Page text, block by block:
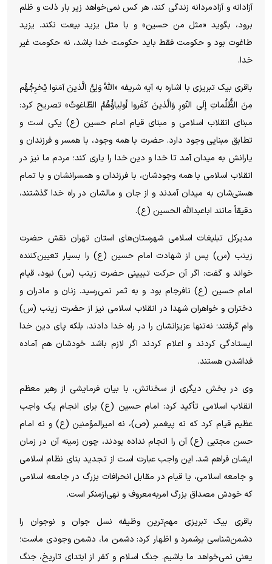
آزادانه و آزادمردانه زندگی کند، هر کس نمی‌خواهد زیر بار ذلت و ظلم
برود، بگوید «مثل من حسین» و با مثل یزید بیعت نکند. یزید
طاغوت بود و حکومت فقط باید حکومت خدا باشد، نه حکومت غیر
خدا.
باقری بیک تبریزی با اشاره به آیه شریفه «اللهُ وَلِیُّ الَّذینَ آمَنوا یُخرِجُهُم
مِنَ الظُّلُماتِ إلَی النّورِ وَالَّذینَ کَفَروا أَولِیاؤُهُمُ الطّاغوتُ» تصریح کرد:
مبنای انقلاب اسلامی و مبنای قیام امام حسین (ع) یکی است و
تطابق مبنایی وجود دارد. حضرت با همه وجود، با همسر و فرزندان و
یارانش به میدان آمد تا خدا و دین خدا را یاری کند؛ مردم ما نیز در
انقلاب اسلامی با همه وجودشان، با فرزندان و همسرانشان و با تمام
هستی‌شان به میدان آمدند و از جان و مالشان در راه خدا گذشتند،
دقیقاً مانند اباعبدالله الحسین (ع).
مدیرکل تبلیغات اسلامی شهرستان‌های استان تهران نقش حضرت
زینب (س) پس از شهادت امام حسین (ع) را بسیار تعیین‌کننده
خواند و گفت: اگر آن حرکت تبیینی حضرت زینب (س) نبود، قیام
امام حسین (ع) نافرجام بود و به ثمر نمی‌رسید. زنان و مادران و
دختران و خواهران شهدا در انقلاب اسلامی نیز از حضرت زینب (س)
وام گرفتند؛ نه‌تنها عزیزانشان را در راه خدا دادند، بلکه پای دین خدا
ایستادگی کردند و اعلام کردند اگر لازم باشد خودشان هم آماده
فداشدن هستند.
وی در بخش دیگری از سخنانش، با بیان فرمایشی از رهبر معظم
انقلاب اسلامی تأکید کرد: امام حسین (ع) برای انجام یک واجب
عظیم قیام کرد که نه پیغمبر (ص)، نه امیرالمؤمنین (ع) و نه امام
حسن مجتبی (ع) آن را انجام نداده بودند، چون زمینه آن در زمان
ایشان فراهم شد. این واجب عبارت است از تجدید بنای نظام اسلامی
و جامعه اسلامی، یا قیام در مقابل انحرافات بزرگ در جامعه اسلامی
که خودش مصداق بزرگ امربه‌معروف و نهی‌ازمنکر است.
باقری بیک تبریزی مهم‌ترین وظیفه نسل جوان و نوجوان را
دشمن‌شناسی برشمرد و اظهار کرد: دشمن ما، دشمن وجودی ماست؛
یعنی نمی‌خواهد ما باشیم. جنگ اسلام و کفر از ابتدای تاریخ، جنگ